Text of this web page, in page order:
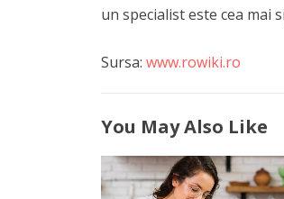
un specialist este cea mai
Sursa: www.rowiki.ro
You May Also Like